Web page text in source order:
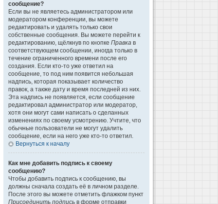
сообщение?
Если вы не являетесь администратором или
модератором конференции, вы можете
редактировать и удалять только свои
собственные сообщения. Вы можете перейти к
редактированию, щёлкнув по кнопке Правка в
соответствующем сообщении, иногда только в
течение ограниченного времени после его
создания. Если кто-то уже ответил на
сообщение, то под ним появится небольшая
надпись, которая показывает количество
правок, а также дату и время последней из них.
Эта надпись не появляется, если сообщение
редактировал администратор или модератор,
хотя они могут сами написать о сделанных
изменениях по своему усмотрению. Учтите, что
обычные пользователи не могут удалить
сообщение, если на него уже кто-то ответил.
Вернуться к началу
Как мне добавить подпись к своему
сообщению?
Чтобы добавить подпись к сообщению, вы
должны сначала создать её в личном разделе.
После этого вы можете отметить флажком пункт
Присоединить подпись в форме отправки